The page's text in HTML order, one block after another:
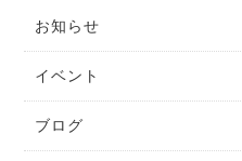
お知らせ
イベント
ブログ